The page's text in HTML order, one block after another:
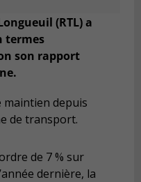
(RTL) a
termes
son rapport
maintien depuis
de transport.
de 7 % sur
dernière, la